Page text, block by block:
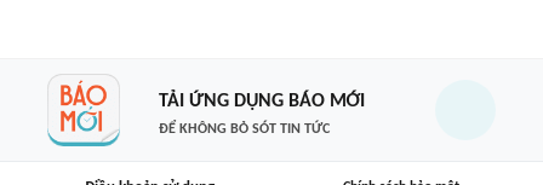
TẢI ỨNG DỤNG BÁO MỚI
ĐỂ KHÔNG BỎ SÓT TIN TỨC